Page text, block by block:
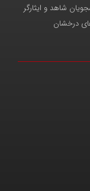
شاهد و ایثارگر
درخشان